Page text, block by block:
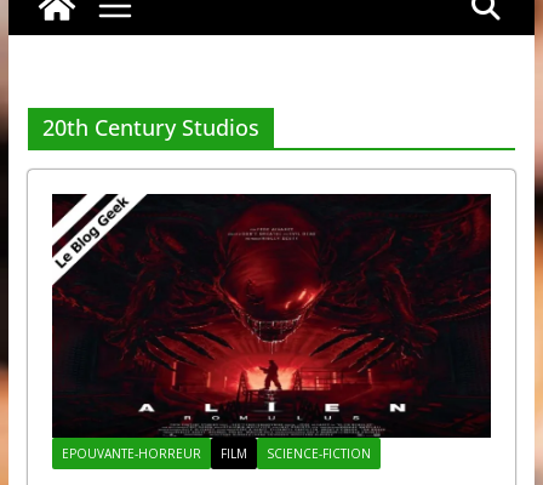
20th Century Studios
EPOUVANTE-HORREUR FILM SCIENCE-FICTION